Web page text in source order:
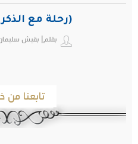
(رحلة مع
بقلم| بقيش
تابعنا من